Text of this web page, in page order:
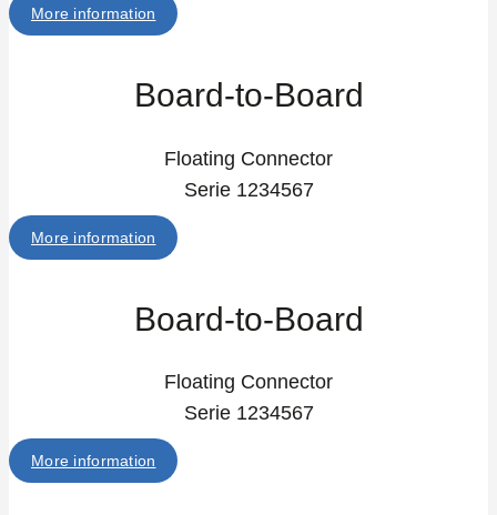
More information
Board-to-Board
Floating Connector
Serie 1234567
More information
Board-to-Board
Floating Connector
Serie 1234567
More information